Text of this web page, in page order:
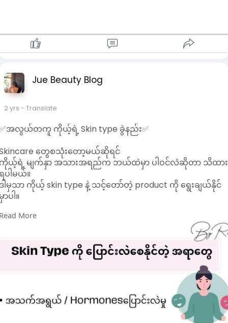
Jue Beauty Blog
2 yrs - Translate
အလွယ်တကူ ကိုယ့်ရဲ့ Skin type ခွဲနည်း✅
တွေစသုံးတော့မယ်ဆိုရင်
ယ့်ရဲ့ မျက်နှာ အသားအရည်က ဘယ်ထဲမှာ ပါဝင်လဲဆိုတာ သိထား
ပါမယ်။
ါမှသာ ကိုယ့် skin type နဲ့ သင့်တော်တဲ့ product ကို ရွေးချယ်နိုင်
ာပါ။
နဲ့ တူတူ ပုံလေးတွေနဲ့ ကိုယ့်ရဲ့ skintype ကို အလွယ်တကူ ခွဲကြ
More